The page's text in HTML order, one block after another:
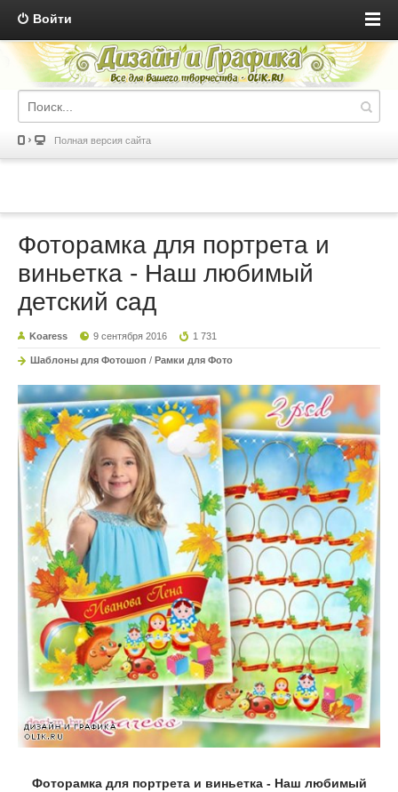
Войти
Полная версия сайта
Фоторамка для портрета и
виньетка - Наш любимый
детский сад
Koaress 9 сентября 2016 1 731
Шаблоны для Фотошоп / Рамки для Фото
Фоторамка для портрета и виньетка - Наш любимый